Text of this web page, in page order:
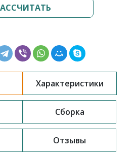
Характеристики
Сборка
Отзывы